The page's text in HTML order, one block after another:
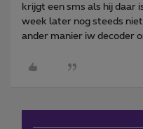
krijgt een sms als hij daar
week later nog steeds
ander manier iw decoder